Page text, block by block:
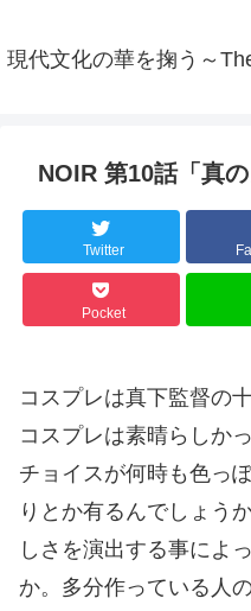
現代文化の華を掬う～
NOIR 第10話「真の
Twitter
Pocket
コスプレは真下監督の
コスプレは素晴らしか
チョイスが何時も色っ
りとか有るんでしょう
しさを演出する事によ
か。多分作っている人